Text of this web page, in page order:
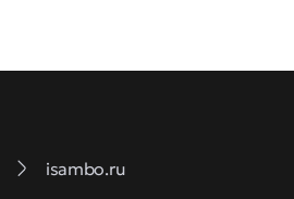
isambo.ru